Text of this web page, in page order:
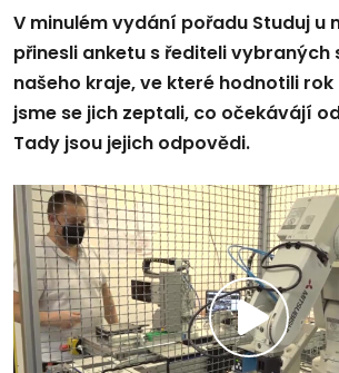
V minulém vydání pořadu Studuj u
přinesli anketu s řediteli vybraných
našeho kraje, ve které hodnotili rok
jsme se jich zeptali, co očekávájí
Tady jsou jejich odpovědi.